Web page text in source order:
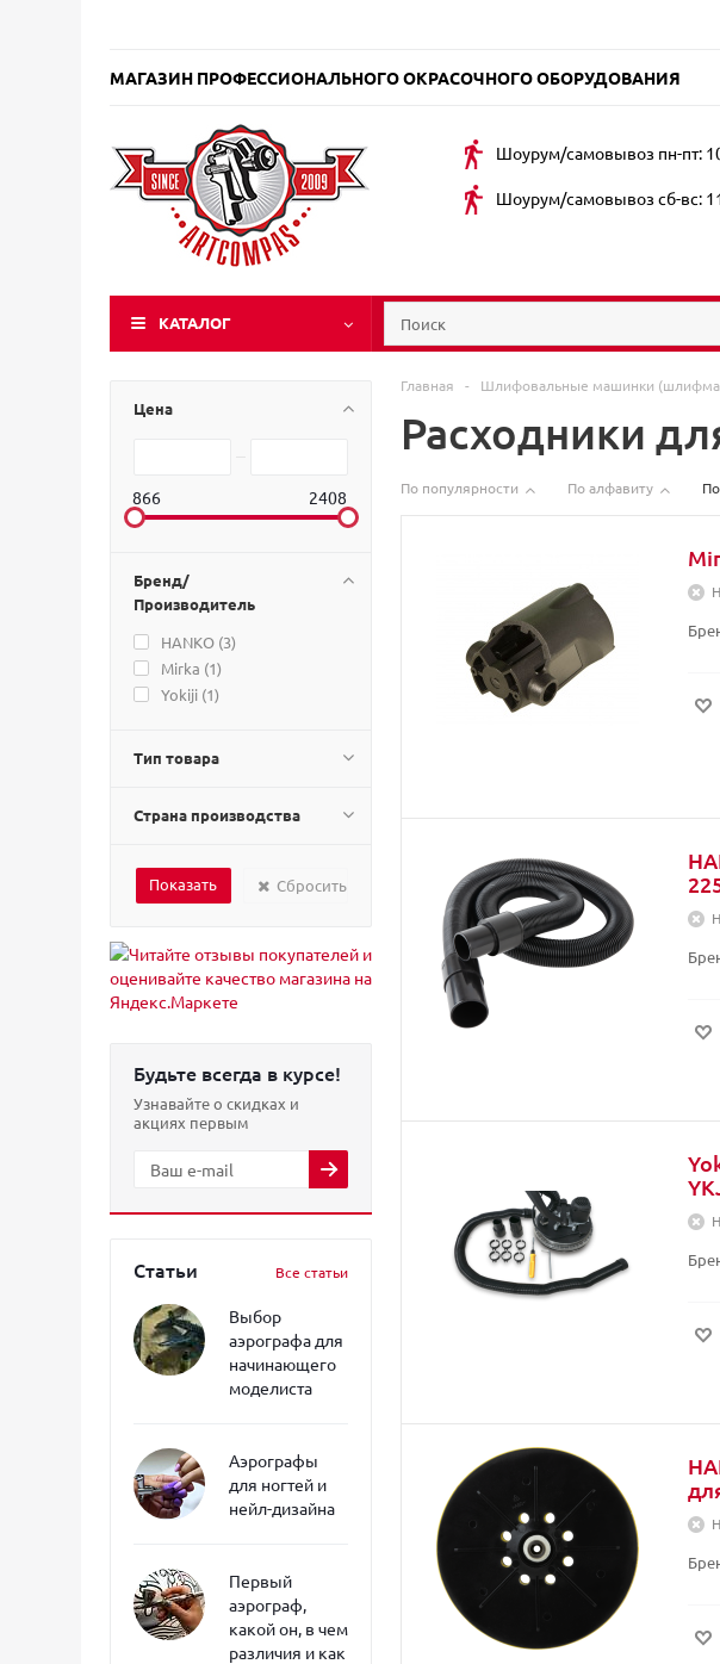
МАГАЗИН ПРОФЕССИОНАЛЬНОГО ОКРАСОЧНОГО ОБОРУДОВАНИЯ
Шоурум/самовывоз пн-пт:
Шоурум/самовывоз сб-вс:
КАТАЛОГ
Цена
866 2408
Бренд/
Производитель
HANKO (3)
Mirka (1)
Yokiji (1)
Тип товара
Страна производства
Сбросить
Будьте всегда в курсе!
Узнавайте о скидках и
акциях первым
Статьи Все статьи
Выбор
аэрографа для
начинающего
моделиста
Аэрографы
для ногтей и
нейл-дизайна
Первый
аэрограф,
какой он, в чем
различия и как
Главная - Шлифовальные машинки
Расходники
По популярности По алфавиту